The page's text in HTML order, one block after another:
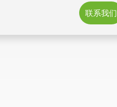
联系我们